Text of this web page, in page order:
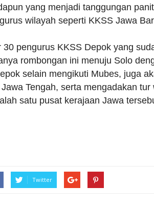
yang menjadi tanggungan
wilayah seperti KKSS Jawa
pengurus KKSS Depok yang
rombongan ini menuju Solo
selain mengikuti Mubes, juga
Tengah, serta mengadakan
satu pusat kerajaan Jawa
Twitter